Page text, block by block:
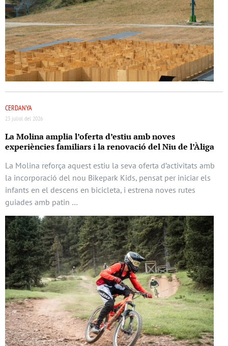
CERDANYA
23 juliol del 2026
La Molina amplia l’oferta d’estiu amb noves
experiències familiars i la renovació del Niu de l’Àliga
La Molina reforça aquest estiu la seva oferta d’activitats amb
la incorporació del nou Bikepark Kids, pensat per iniciar els
infants en el descens en bicicleta, i estrena noves rutes
guiades amb patin …